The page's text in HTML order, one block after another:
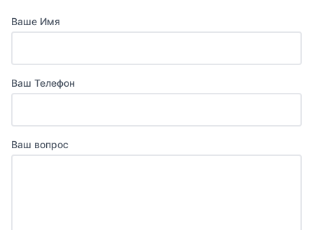
Ваше Имя
Ваш Телефон
Ваш вопрос